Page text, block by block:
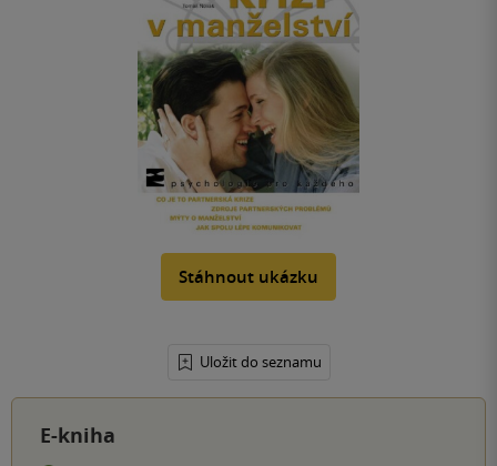
Stáhnout ukázku
Uložit do seznamu
E-kniha